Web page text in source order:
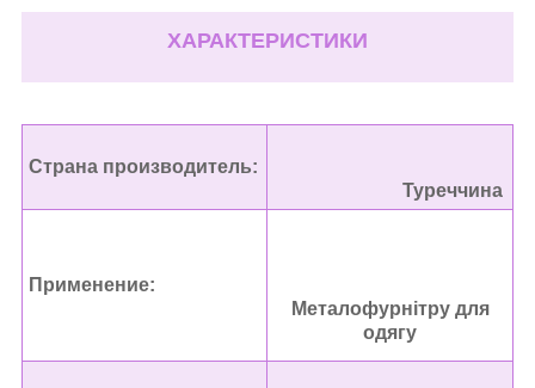
ХАРАКТЕРИСТИКИ
Страна производитель:
Туреччина
Применение:
Металофурнітру для
одягу